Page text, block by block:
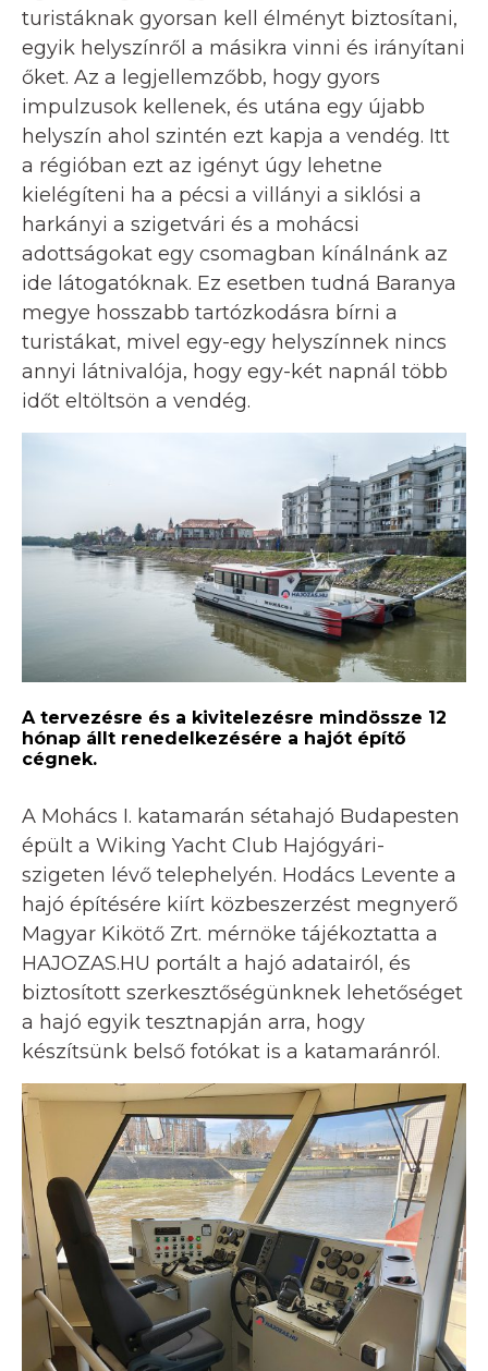
turistáknak gyorsan kell élményt biztosítani,
egyik helyszínről a másikra vinni és irányítani
őket. Az a legjellemzőbb, hogy gyors
impulzusok kellenek, és utána egy újabb
helyszín ahol szintén ezt kapja a vendég. Itt
a régióban ezt az igényt úgy lehetne
kielégíteni ha a pécsi a villányi a siklósi a
harkányi a szigetvári és a mohácsi
adottságokat egy csomagban kínálnánk az
ide látogatóknak. Ez esetben tudná Baranya
megye hosszabb tartózkodásra bírni a
turistákat, mivel egy-egy helyszínnek nincs
annyi látnivalója, hogy egy-két napnál több
időt eltöltsön a vendég.
A tervezésre és a kivitelezésre mindössze 12
hónap állt renedelkezésére a hajót építő
cégnek.
A Mohács I. katamarán sétahajó Budapesten
épült a Wiking Yacht Club Hajógyári-
szigeten lévő telephelyén. Hodács Levente a
hajó építésére kiírt közbeszerzést megnyerő
Magyar Kikötő Zrt. mérnöke tájékoztatta a
HAJOZAS.HU portált a hajó adatairól, és
biztosított szerkesztőségünknek lehetőséget
a hajó egyik tesztnapján arra, hogy
készítsünk belső fotókat is a katamaránról.